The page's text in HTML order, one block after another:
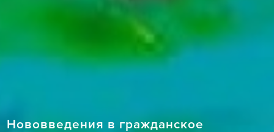
Нововведения в гражданское